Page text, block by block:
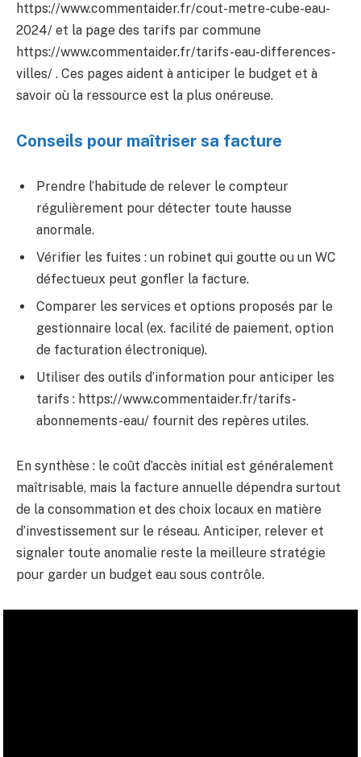
https://www.commentaider.fr/cout-metre-cube-eau-
2024/ et la page des tarifs par commune
https://www.commentaider.fr/tarifs-eau-differences-
villes/ . Ces pages aident à anticiper le budget et à
savoir où la ressource est la plus onéreuse.
Conseils pour maîtriser sa facture
Prendre l’habitude de relever le compteur
régulièrement pour détecter toute hausse
anormale.
Vérifier les fuites : un robinet qui goutte ou un WC
défectueux peut gonfler la facture.
Comparer les services et options proposés par le
gestionnaire local (ex. facilité de paiement, option
de facturation électronique).
Utiliser des outils d’information pour anticiper les
tarifs : https://www.commentaider.fr/tarifs-
abonnements-eau/ fournit des repères utiles.
En synthèse : le coût d’accès initial est généralement
maîtrisable, mais la facture annuelle dépendra surtout
de la consommation et des choix locaux en matière
d’investissement sur le réseau. Anticiper, relever et
signaler toute anomalie reste la meilleure stratégie
pour garder un budget eau sous contrôle.